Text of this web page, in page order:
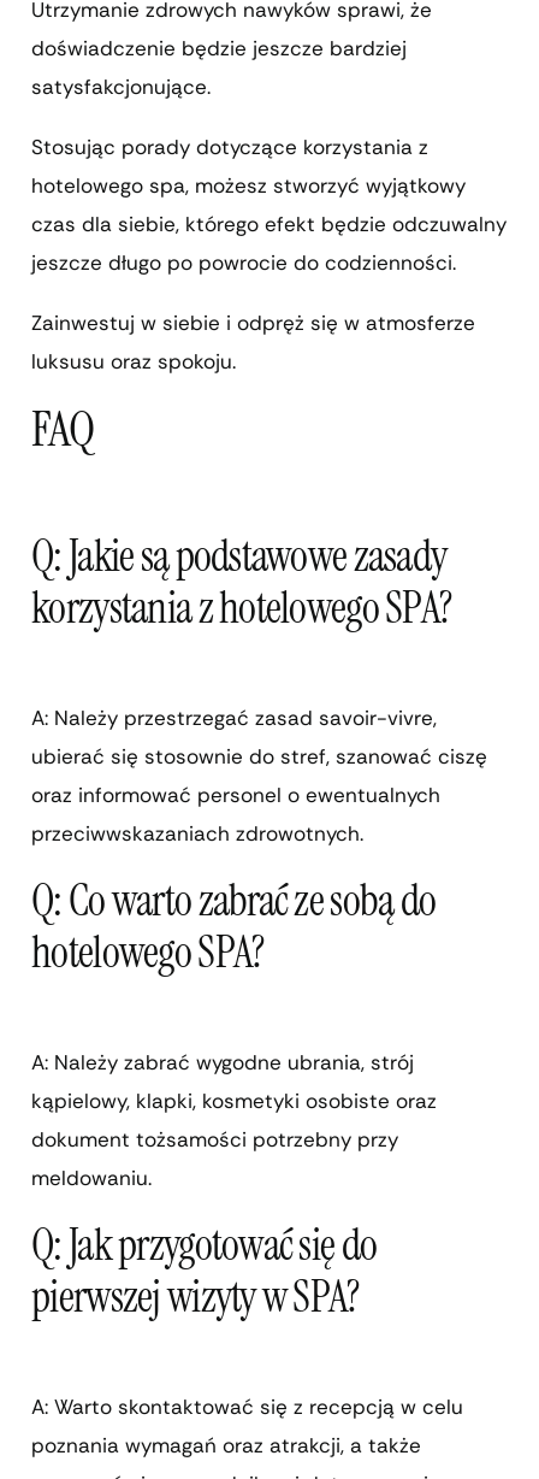
Utrzymanie zdrowych nawyków sprawi, że
doświadczenie będzie jeszcze bardziej
satysfakcjonujące.
Stosując porady dotyczące korzystania z
hotelowego spa, możesz stworzyć wyjątkowy
czas dla siebie, którego efekt będzie odczuwalny
jeszcze długo po powrocie do codzienności.
Zainwestuj w siebie i odpręż się w atmosferze
luksusu oraz spokoju.
FAQ
Q: Jakie są podstawowe zasady
korzystania z hotelowego SPA?
A: Należy przestrzegać zasad savoir-vivre,
ubierać się stosownie do stref, szanować ciszę
oraz informować personel o ewentualnych
przeciwwskazaniach zdrowotnych.
Q: Co warto zabrać ze sobą do
hotelowego SPA?
A: Należy zabrać wygodne ubrania, strój
kąpielowy, klapki, kosmetyki osobiste oraz
dokument tożsamości potrzebny przy
meldowaniu.
Q: Jak przygotować się do
pierwszej wizyty w SPA?
A: Warto skontaktować się z recepcją w celu
poznania wymagań oraz atrakcji, a także